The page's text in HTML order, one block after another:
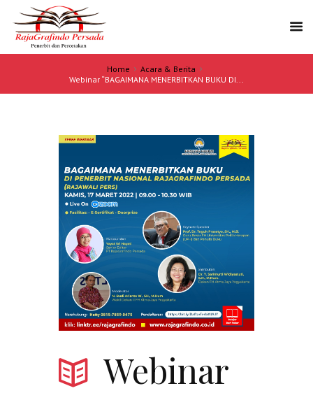
Home
Acara & Berita
Webinar “BAGAIMANA MENERBITKAN BUKU DI...
Webinar